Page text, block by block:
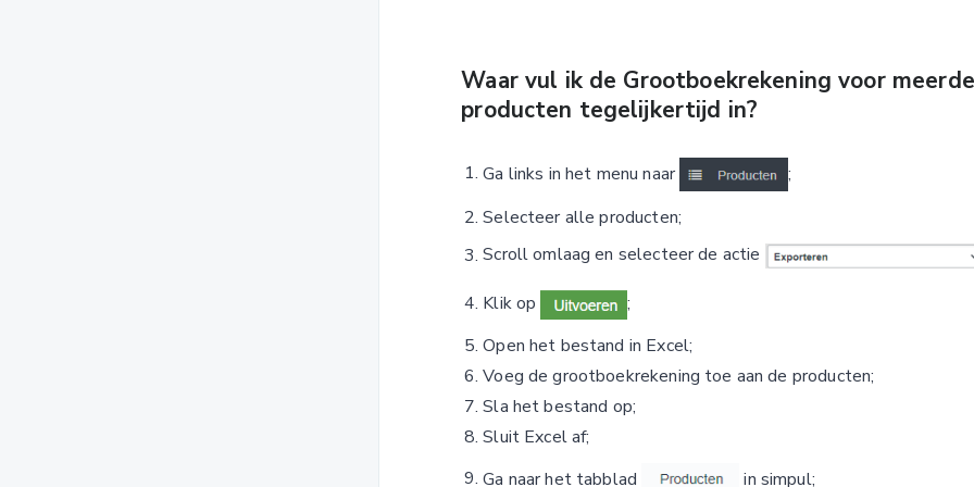
Waar vul ik de Grootboekrekening voor
producten tegelijkertijd in?
Ga links in het menu naar
;
Selecteer alle producten;
Scroll omlaag en selecteer de actie
Klik op
;
Open het bestand in Excel;
Voeg de grootboekrekening toe aan de producten;
Sla het bestand op;
Sluit Excel af;
Ga naar het tabblad
in simpul;